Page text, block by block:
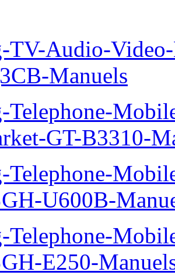
TV-Audio-
Manuels
Telephone-
GT-B3310-
Telephone-
U600B-
Telephone-
E250-